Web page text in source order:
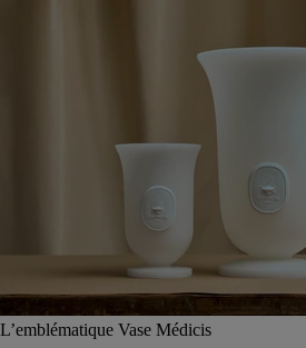
L’emblématique Vase Médicis